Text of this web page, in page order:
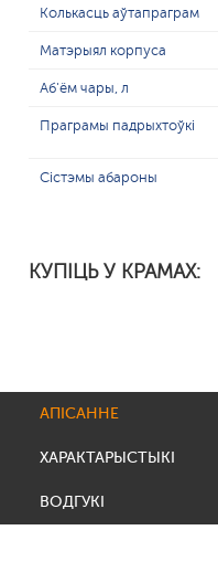
Колькасць аўтапраграм
Матэрыял корпуса
Аб'ём чары, л
Праграмы падрыхтоўкі
Сістэмы абароны
КУПІЦЬ У КРАМАХ:
АПІСАННЕ
ХАРАКТАРЫСТЫКІ
ВОДГУКІ